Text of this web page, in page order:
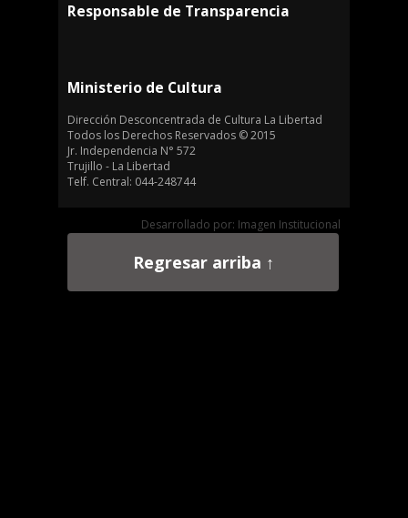
Responsable de Transparencia
Ministerio de Cultura
Dirección Desconcentrada de Cultura La Libertad
Todos los Derechos Reservados © 2015
Jr. Independencia N° 572
Trujillo - La Libertad
Telf. Central: 044-248744
Desarrollado por: Imagen Institucional
Regresar arriba ↑